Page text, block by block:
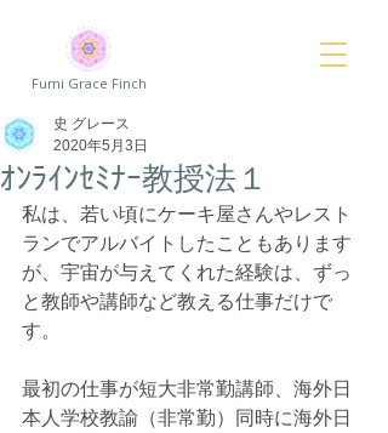
Fumi Grace Finch
ｵﾝﾗｲﾝｾﾐﾅｰ教授法１
史 グレース
2020年5月3日
私は、若い頃にケーキ屋さんやレスト
ランでアルバイトしたこともあります
が、宇宙が与えてくれた経験は、ずっ
と教師や講師など教える仕事だけで
す。
最初の仕事が短大非常勤講師、海外日
本人学校教諭（非常勤）同時に海外日